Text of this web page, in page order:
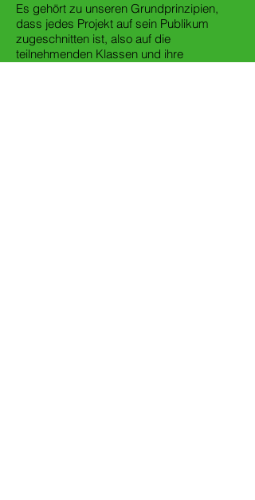
Es gehört zu unseren Grundprinzipien,
dass jedes Projekt auf sein Publikum
zugeschnitten ist, also auf die
teilnehmenden Klassen und ihre